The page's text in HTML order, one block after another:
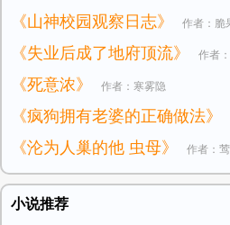
《山神校园观察日志》 作者：脆
《失业后成了地府顶流》 作者
《死意浓》 作者：寒雾隐
《疯狗拥有老婆的正确做法》
《沦为人巢的他 虫母》 作者：
小说推荐